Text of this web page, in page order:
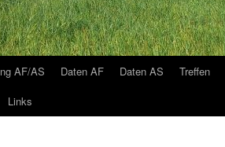
AF/AS Daten AF Daten AS Treffen
Links